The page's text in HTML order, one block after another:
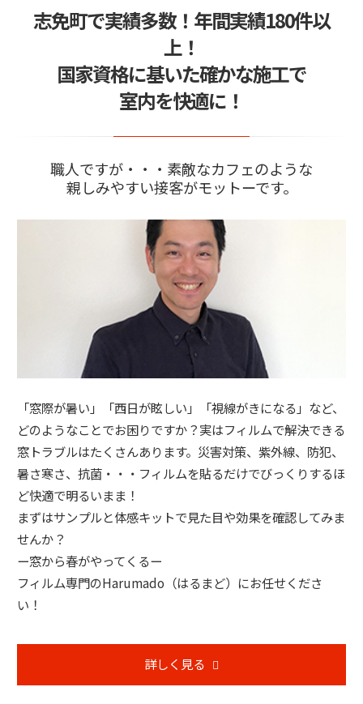
2024/05/29
窓ガラスフィルムの疑問質問を24時間365日サポ
ガラスが割れる震度は身動きとれない！できるこ
とは事前の対策…
志免町で実績多数！年間実績180件以
上！
国家資格に基いた確かな施工で
室内を快適に！
職人ですが・・・素敵なカフェのような
親しみやすい接客がモットーです。
「窓際が暑い」「西日が眩しい」「視線がきになる」など、
どのようなことでお困りですか？実はフィルムで解決できる
窓トラブルはたくさんあります。災害対策、紫外線、防犯、
暑さ寒さ、抗菌・・・フィルムを貼るだけでびっくりするほ
ど快適で明るいまま！
まずはサンプルと体感キットで見た目や効果を確認してみま
せんか？
ー窓から春がやってくるー
フィルム専門のHarumado（はるまど）にお任せくださ
い！
詳しく見る